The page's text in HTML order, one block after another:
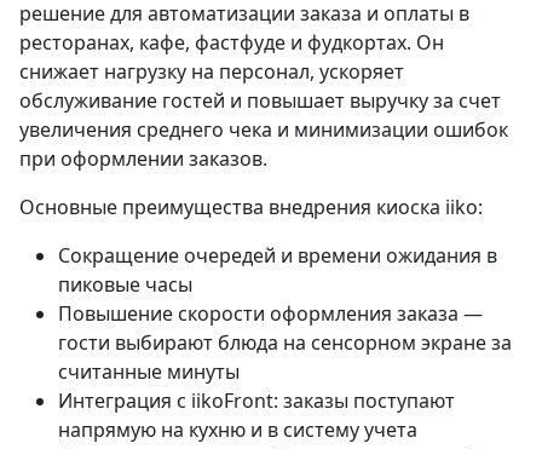
решение для автоматизации заказа и оплаты в
ресторанах, кафе, фастфуде и фудкортах. Он
снижает нагрузку на персонал, ускоряет
обслуживание гостей и повышает выручку за счет
увеличения среднего чека и минимизации ошибок
при оформлении заказов.
Основные преимущества внедрения киоска iiko:
Сокращение очередей и времени ожидания в
пиковые часы
Повышение скорости оформления заказа —
гости выбирают блюда на сенсорном экране за
считанные минуты
Интеграция с iikoFront: заказы поступают
напрямую на кухню и в систему учета